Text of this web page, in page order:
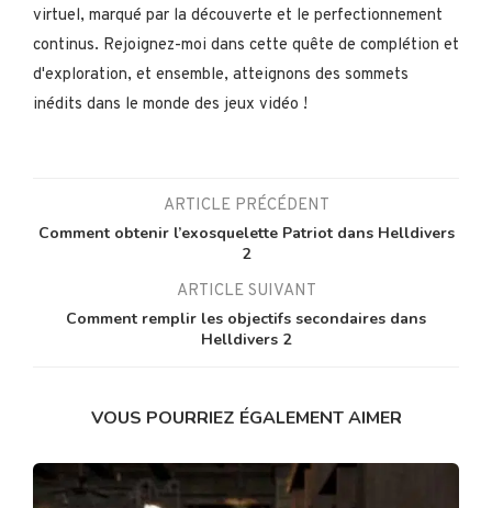
virtuel, marqué par la découverte et le perfectionnement
continus. Rejoignez-moi dans cette quête de complétion et
d'exploration, et ensemble, atteignons des sommets
inédits dans le monde des jeux vidéo !
ARTICLE PRÉCÉDENT
Comment obtenir l’exosquelette Patriot dans Helldivers
2
ARTICLE SUIVANT
Comment remplir les objectifs secondaires dans
Helldivers 2
VOUS POURRIEZ ÉGALEMENT AIMER